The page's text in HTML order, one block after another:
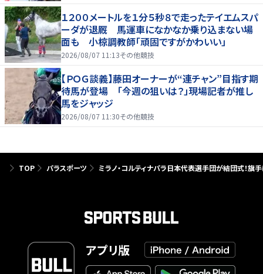
１２００メートルを１分５秒８で走ったテイエムスパ
ーダが退厩 馬運車になかなか乗り込まない場
面も 小椋調教師「頑固ですがかわいい」
2026/08/07 11:13その他競技
【ＰＯＧ談義】藤田オーナーが“連チャン”目指す期
待馬が登場 「今週の狙いは？」現場記者が推し
馬をジャッジ
2026/08/07 11:30その他競技
TOP パラスポーツ ミラノ・コルティナパラ日本代表選手団が結団式！
アプリ版